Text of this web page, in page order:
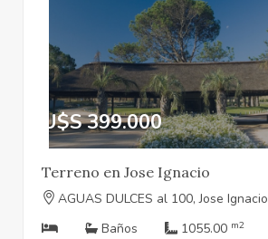
U$S 399.000
Terreno en Jose Ignacio
AGUAS DULCES al 100, Jose Ignacio
Baños
1055.00 m2